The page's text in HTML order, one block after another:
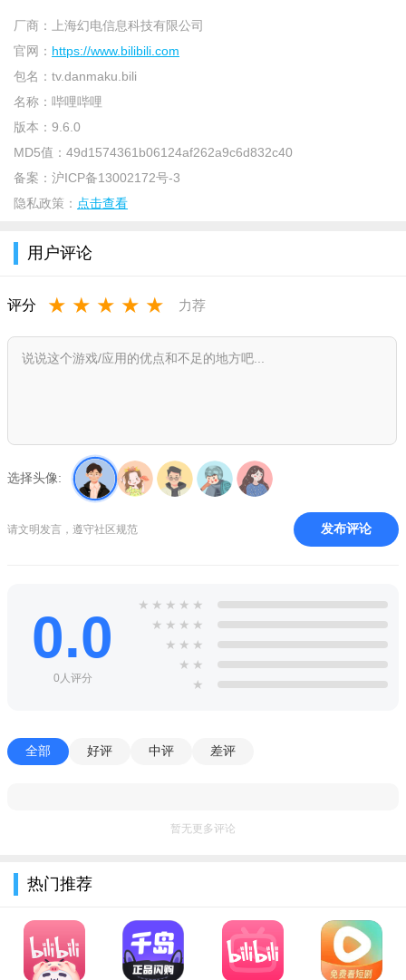
它是国内知名的弹幕视频分享站，常被动漫迷们昵称为
原创作品也在此诞生。 目前有番剧、动画、音乐、舞蹈、游戏、
原创投稿，从今天起成为偶像。
丰富的戏剧和国产动画内容，迅速获得能量。
跟踪UP车主的精彩动态，与合作伙伴一起刷哔哩哔哩热点。
精彩弹幕评论，组队推出更多弹幕。
软件特色
鬼畜区：二、三次元的鬼畜视频，填不上的脑洞，防不住的
音乐区：汇聚原创、翻唱、V家、演奏等众多门类的综合音乐
好者聚集地。
生活区：集合了各种运动日常、搞笑傻缺、趣味萌宠等内
容，更有各路手工绘画料理大神出没。
厂商：
上海幻电信息科技有限公司
官网： https://www.bilibili.com
包名： tv.danmaku.bili
名称： 哔哩哔哩
版本： 9.6.0
MD5值： 49d1574361b06124af262a9c6d832c40
备案： 沪ICP备13002172号-3
隐私政策： 点击查看
用户评论
评分 ★ ★ ★ ★ ★ 力荐
选择头像:
请文明发言，遵守社区规范 发布评论
0.0
0人评分
★ ★ ★ ★ ★
★ ★ ★ ★
★ ★ ★
★ ★
★
全部 好评 中评 差评
暂无更多评论
热门推荐